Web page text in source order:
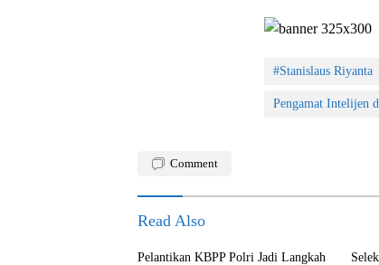
#Stanislaus Riyanta
Pengamat Intelijen
Comment
Read Also
Pelantikan KBPP Polri Jadi Langkah